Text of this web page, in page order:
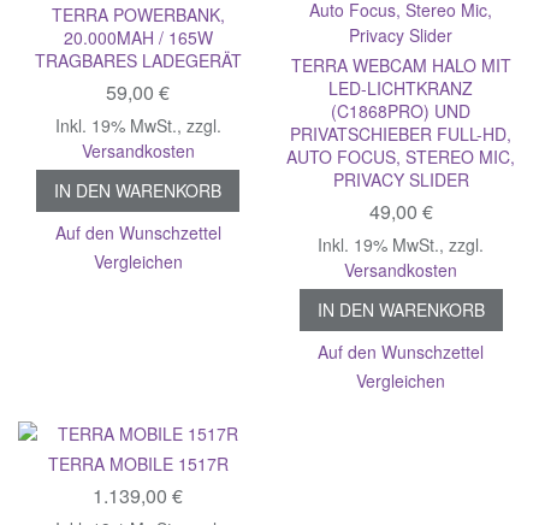
TERRA POWERBANK,
20.000MAH / 165W
TRAGBARES LADEGERÄT
59,00 €
Inkl. 19% MwSt., zzgl.
Versandkosten
IN DEN WARENKORB
Auf den Wunschzettel
Vergleichen
TERRA WEBCAM HALO MIT
LED-LICHTKRANZ
(C1868PRO) UND
PRIVATSCHIEBER FULL-HD,
AUTO FOCUS, STEREO MIC,
PRIVACY SLIDER
49,00 €
Inkl. 19% MwSt.,zzgl.
Versandkosten
IN DEN WARENKORB
Auf den Wunschzettel
Vergleichen
TERRA MOBILE 1517R
1.139,00 €